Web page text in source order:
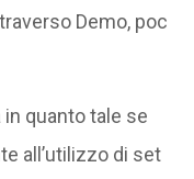
Demo, poc
quanto tale se
all’utilizzo di set